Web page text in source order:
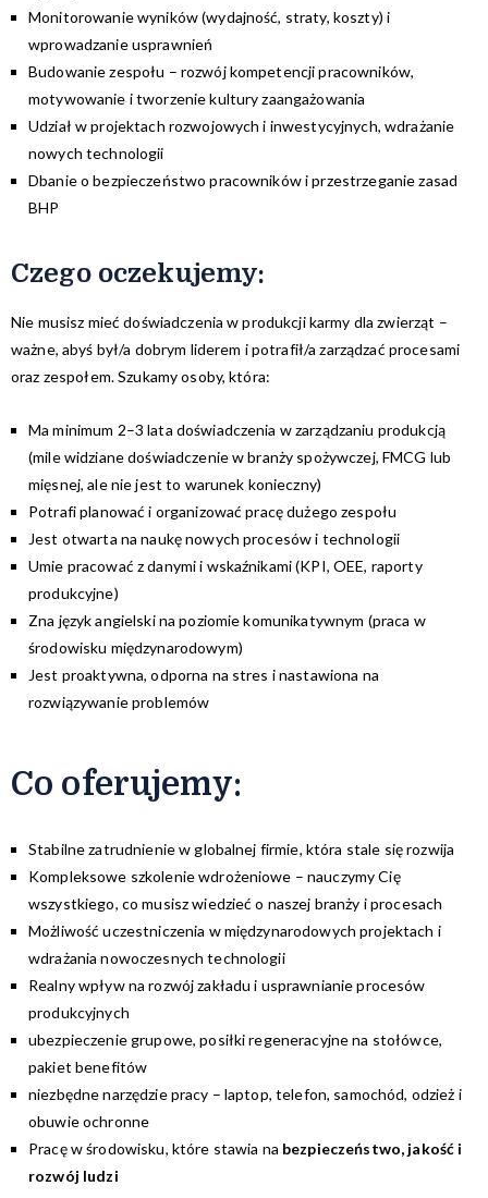
Monitorowanie wyników (wydajność, straty, koszty) i
wprowadzanie usprawnień
Budowanie zespołu – rozwój kompetencji pracowników,
motywowanie i tworzenie kultury zaangażowania
Udział w projektach rozwojowych i inwestycyjnych, wdrażanie
nowych technologii
Dbanie o bezpieczeństwo pracowników i przestrzeganie zasad
BHP
Czego oczekujemy:
Nie musisz mieć doświadczenia w produkcji karmy dla zwierząt –
ważne, abyś był/a dobrym liderem i potrafił/a zarządzać procesami
oraz zespołem. Szukamy osoby, która:
Ma minimum 2–3 lata doświadczenia w zarządzaniu produkcją
(mile widziane doświadczenie w branży spożywczej, FMCG lub
mięsnej, ale nie jest to warunek konieczny)
Potrafi planować i organizować pracę dużego zespołu
Jest otwarta na naukę nowych procesów i technologii
Umie pracować z danymi i wskaźnikami (KPI, OEE, raporty
produkcyjne)
Zna język angielski na poziomie komunikatywnym (praca w
środowisku międzynarodowym)
Jest proaktywna, odporna na stres i nastawiona na
rozwiązywanie problemów
Co oferujemy:
Stabilne zatrudnienie w globalnej firmie, która stale się rozwija
Kompleksowe szkolenie wdrożeniowe – nauczymy Cię
wszystkiego, co musisz wiedzieć o naszej branży i procesach
Możliwość uczestniczenia w międzynarodowych projektach i
wdrażania nowoczesnych technologii
Realny wpływ na rozwój zakładu i usprawnianie procesów
produkcyjnych
ubezpieczenie grupowe, posiłki regeneracyjne na stołówce,
pakiet benefitów
niezbędne narzędzie pracy – laptop, telefon, samochód, odzież i
obuwie ochronne
Pracę w środowisku, które stawia na bezpieczeństwo, jakość i
rozwój ludzi